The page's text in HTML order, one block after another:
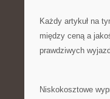
Każdy artykuł na
między ceną a
prawdziwych
Niskokosztowe